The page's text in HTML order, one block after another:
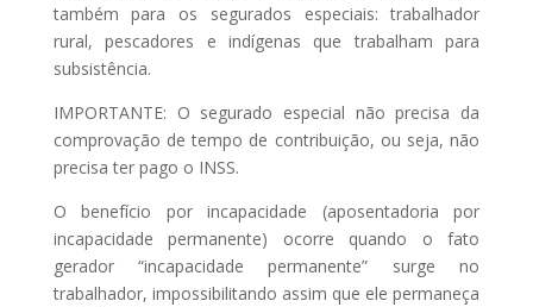
também para os segurados especiais: trabalhador
rural, pescadores e indígenas que trabalham para
subsistência.
IMPORTANTE: O segurado especial não precisa da
comprovação de tempo de contribuição, ou seja, não
precisa ter pago o INSS.
O benefício por incapacidade (aposentadoria por
incapacidade permanente) ocorre quando o fato
gerador “incapacidade permanente” surge no
trabalhador, impossibilitando assim que ele permaneça